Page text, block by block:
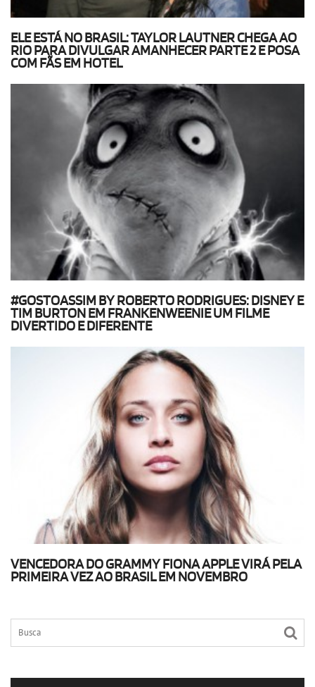
ELE ESTÁ NO BRASIL: TAYLOR LAUTNER CHEGA AO
RIO PARA DIVULGAR AMANHECER PARTE 2 E POSA
COM FÃS EM HOTEL
#GOSTOASSIM BY ROBERTO RODRIGUES: DISNEY E
TIM BURTON EM FRANKENWEENIE UM FILME
DIVERTIDO E DIFERENTE
VENCEDORA DO GRAMMY FIONA APPLE VIRÁ PELA
PRIMEIRA VEZ AO BRASIL EM NOVEMBRO